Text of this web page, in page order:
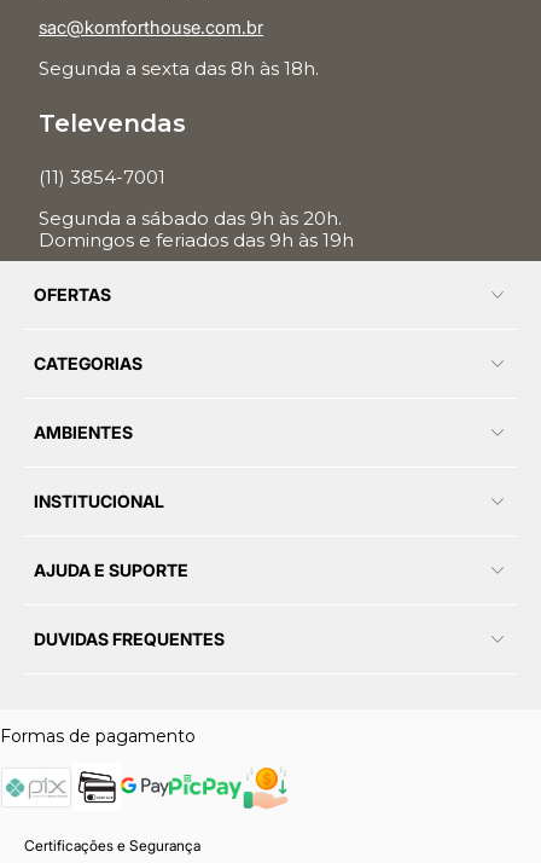
sac@komforthouse.com.br
Segunda a sexta das 8h às 18h.
Televendas
(11) 3854-7001
Segunda a sábado das 9h às 20h.
Domingos e feriados das 9h às 19h
OFERTAS
CATEGORIAS
AMBIENTES
INSTITUCIONAL
AJUDA E SUPORTE
DUVIDAS FREQUENTES
Formas de pagamento
Certificações e Segurança